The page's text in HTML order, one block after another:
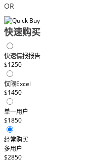
OR
快速购买
快速情报报告
$1250
仅限Excel
$1450
单一用户
$1850
经常购买
多用户
$2850